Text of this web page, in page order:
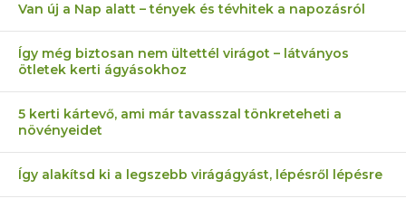
Van új a Nap alatt – tények és tévhitek a napozásról
Így még biztosan nem ültettél virágot – látványos
ötletek kerti ágyásokhoz
5 kerti kártevő, ami már tavasszal tönkreteheti a
növényeidet
Így alakítsd ki a legszebb virágágyást, lépésről lépésre